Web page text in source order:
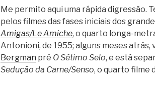
Me permito aqui uma rápida digressão.
pelos filmes das fases iniciais dos
Amigas/Le Amiche, o quarto longa-
Antonioni, de 1955; alguns meses atrás,
Bergman pré O Sétimo Selo, e está
Sedução da Carne/Senso, o quarto filme